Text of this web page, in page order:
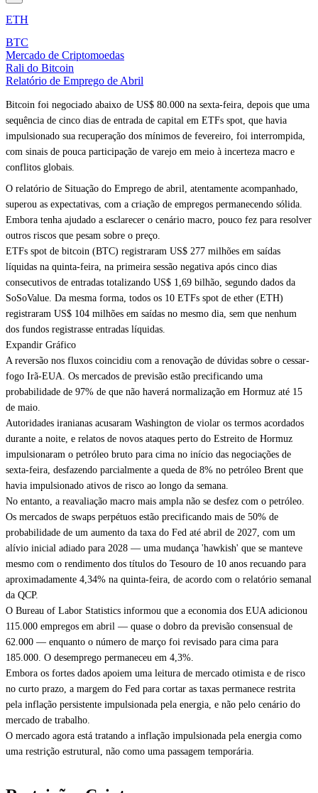
ETH
BTC
Mercado de Criptomoedas
Rali do Bitcoin
Relatório de Emprego de Abril
Bitcoin foi negociado abaixo de US$ 80.000 na sexta-feira, depois que uma
sequência de cinco dias de entrada de capital em ETFs spot, que havia
impulsionado sua recuperação dos mínimos de fevereiro, foi interrompida,
com sinais de pouca participação de varejo em meio à incerteza macro e
conflitos globais.
O relatório de Situação do Emprego de abril, atentamente acompanhado,
superou as expectativas, com a criação de empregos permanecendo sólida.
Embora tenha ajudado a esclarecer o cenário macro, pouco fez para resolver
outros riscos que pesam sobre o preço.
ETFs spot de bitcoin (BTC) registraram US$ 277 milhões em saídas
líquidas na quinta-feira, na primeira sessão negativa após cinco dias
consecutivos de entradas totalizando US$ 1,69 bilhão, segundo dados da
SoSoValue. Da mesma forma, todos os 10 ETFs spot de ether (ETH)
registraram US$ 104 milhões em saídas no mesmo dia, sem que nenhum
dos fundos registrasse entradas líquidas.
Expandir Gráfico
A reversão nos fluxos coincidiu com a renovação de dúvidas sobre o cessar-
fogo Irã-EUA. Os mercados de previsão estão precificando uma
probabilidade de 97% de que não haverá normalização em Hormuz até 15
de maio.
Autoridades iranianas acusaram Washington de violar os termos acordados
durante a noite, e relatos de novos ataques perto do Estreito de Hormuz
impulsionaram o petróleo bruto para cima no início das negociações de
sexta-feira, desfazendo parcialmente a queda de 8% no petróleo Brent que
havia impulsionado ativos de risco ao longo da semana.
No entanto, a reavaliação macro mais ampla não se desfez com o petróleo.
Os mercados de swaps perpétuos estão precificando mais de 50% de
probabilidade de um aumento da taxa do Fed até abril de 2027, com um
alívio inicial adiado para 2028 — uma mudança 'hawkish' que se manteve
mesmo com o rendimento dos títulos do Tesouro de 10 anos recuando para
aproximadamente 4,34% na quinta-feira, de acordo com o relatório semanal
da QCP.
O Bureau of Labor Statistics informou que a economia dos EUA adicionou
115.000 empregos em abril — quase o dobro da previsão consensual de
62.000 — enquanto o número de março foi revisado para cima para
185.000. O desemprego permaneceu em 4,3%.
Embora os fortes dados apoiem uma leitura de mercado otimista e de risco
no curto prazo, a margem do Fed para cortar as taxas permanece restrita
pela inflação persistente impulsionada pela energia, e não pelo cenário do
mercado de trabalho.
O mercado agora está tratando a inflação impulsionada pela energia como
uma restrição estrutural, não como uma passagem temporária.